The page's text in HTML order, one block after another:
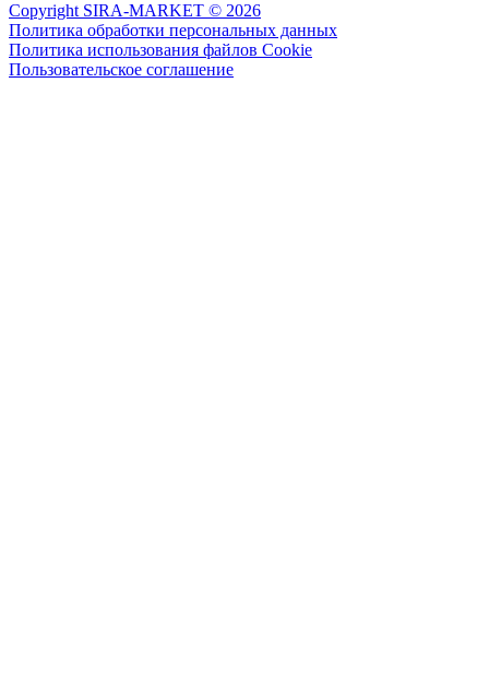
Copyright SIRA-MARKET © 2026
Политика обработки персональных данных
Политика использования файлов Cookie
Пользовательское соглашение